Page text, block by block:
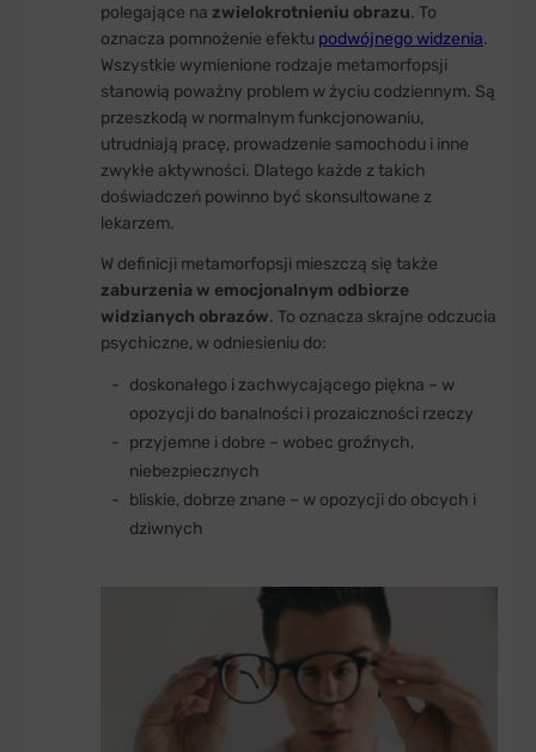
polegające na zwielokrotnieniu obrazu. To
oznacza pomnożenie efektu podwójnego widzenia.
Wszystkie wymienione rodzaje metamorfopsji
stanowią poważny problem w życiu codziennym. Są
przeszkodą w normalnym funkcjonowaniu,
utrudniają pracę, prowadzenie samochodu i inne
zwykłe aktywności. Dlatego każde z takich
doświadczeń powinno być skonsultowane z
lekarzem.
W definicji metamorfopsji mieszczą się także
zaburzenia w emocjonalnym odbiorze
widzianych obrazów. To oznacza skrajne odczucia
psychiczne, w odniesieniu do:
doskonałego i zachwycającego piękna – w
opozycji do banalności i prozaiczności rzeczy
przyjemne i dobre – wobec groźnych,
niebezpiecznych
bliskie, dobrze znane – w opozycji do obcych i
dziwnych